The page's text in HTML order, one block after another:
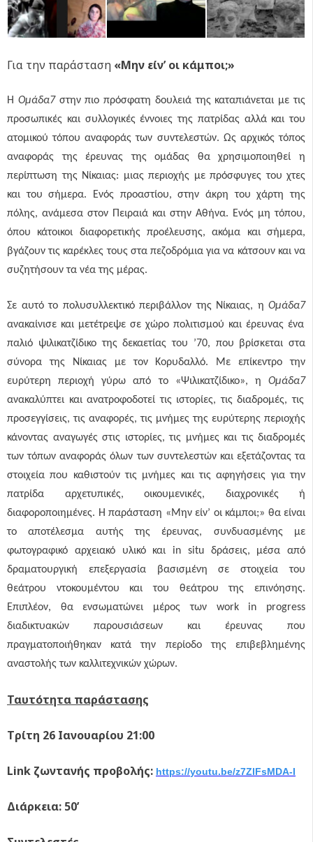
Για την παράσταση «Μην είν’ οι κάμποι;»
Η Ομάδα7 στην πιο πρόσφατη δουλειά της καταπιάνεται με τις
προσωπικές και συλλογικές έννοιες της πατρίδας αλλά και του
ατομικού τόπου αναφοράς των συντελεστών. Ως αρχικός τόπος
αναφοράς της έρευνας της ομάδας θα χρησιμοποιηθεί η
περίπτωση της Νίκαιας: μιας περιοχής με πρόσφυγες του χτες
και του σήμερα. Ενός προαστίου, στην άκρη του χάρτη της
πόλης, ανάμεσα στον Πειραιά και στην Αθήνα. Ενός μη τόπου,
όπου κάτοικοι διαφορετικής προέλευσης, ακόμα και σήμερα,
βγάζουν τις καρέκλες τους στα πεζοδρόμια για να κάτσουν και να
συζητήσουν τα νέα της μέρας.
Σε αυτό το πολυσυλλεκτικό περιβάλλον της Νίκαιας, η Ομάδα7
ανακαίνισε και μετέτρεψε σε χώρο πολιτισμού και έρευνας ένα
παλιό ψιλικατζίδικο της δεκαετίας του ’70, που βρίσκεται στα
σύνορα της Νίκαιας με τον Κορυδαλλό. Με επίκεντρο την
ευρύτερη περιοχή γύρω από το «Ψιλικατζίδικο», η Ομάδα7
ανακαλύπτει και ανατροφοδοτεί τις ιστορίες, τις διαδρομές, τις
προσεγγίσεις, τις αναφορές, τις μνήμες της ευρύτερης περιοχής
κάνοντας αναγωγές στις ιστορίες, τις μνήμες και τις διαδρομές
των τόπων αναφοράς όλων των συντελεστών και εξετάζοντας τα
στοιχεία που καθιστούν τις μνήμες και τις αφηγήσεις για την
πατρίδα αρχετυπικές, οικουμενικές, διαχρονικές ή
διαφοροποιημένες. Η παράσταση «Μην είν’ οι κάμποι;» θα είναι
το αποτέλεσμα αυτής της έρευνας, συνδυασμένης με
φωτογραφικό αρχειακό υλικό και in situ δράσεις, μέσα από
δραματουργική επεξεργασία βασισμένη σε στοιχεία του
θεάτρου ντοκουμέντου και του θεάτρου της επινόησης.
Επιπλέον, θα ενσωματώνει μέρος των work in progress
διαδικτυακών παρουσιάσεων και έρευνας που
πραγματοποιήθηκαν κατά την περίοδο της επιβεβλημένης
αναστολής των καλλιτεχνικών χώρων.
Ταυτότητα παράστασης
Tρίτη 26 Ιανουαρίου 21:00
Link ζωντανής προβολής: https://youtu.be/z7ZlFsMDA-I
Διάρκεια: 50’